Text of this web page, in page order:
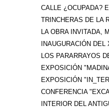
CALLE ¿OCUPADA?
TRINCHERAS DE LA
LA OBRA INVITADA,
INAUGURACIÓN
LOS PARARRAYOS
EXPOSICIÓN
EXPOSICIÓN
CONFERENCIA
INTERIOR DEL